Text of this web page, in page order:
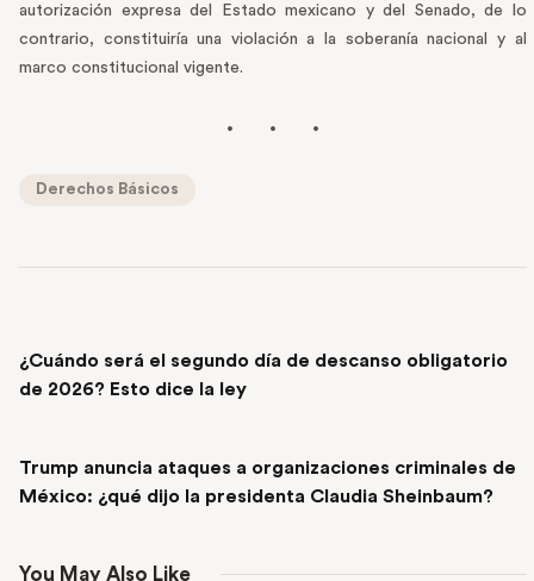
autorización expresa del Estado mexicano y del Senado, de lo
contrario, constituiría una violación a la soberanía nacional y al
marco constitucional vigente.
Derechos Básicos
¿Cuándo será el segundo día de descanso obligatorio
de 2026? Esto dice la ley
Trump anuncia ataques a organizaciones criminales de
México: ¿qué dijo la presidenta Claudia Sheinbaum?
You May Also Like